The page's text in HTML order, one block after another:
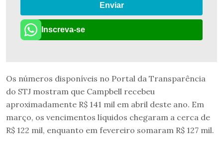
Enviar
Inscreva-se
Os números disponíveis no Portal da Transparência
do STJ mostram que Campbell recebeu
aproximadamente R$ 141 mil em abril deste ano. Em
março, os vencimentos líquidos chegaram a cerca de
R$ 122 mil, enquanto em fevereiro somaram R$ 127 mil.